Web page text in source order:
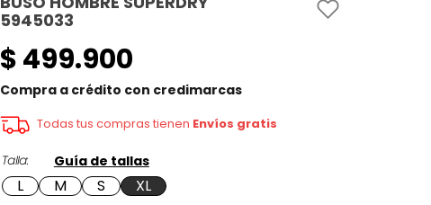
5945033
$499.900
Compra a crédito con credimarcas
Todas tus compras tienen Envíos gratis
Talla
L M S XL
Guía de tallas